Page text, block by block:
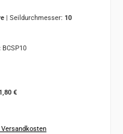
Seildurchmesser: 10
BCSP10
1,80 €
Preis: